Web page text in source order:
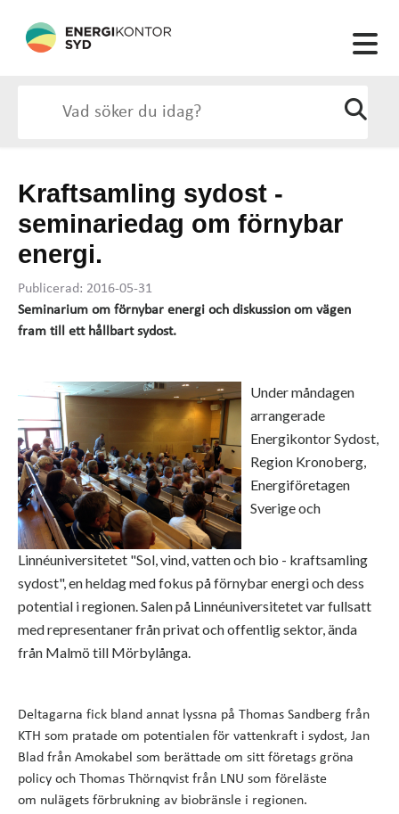
Kraftsamling sydost -
seminariedag om förnybar
energi.
Publicerad: 2016-05-31
Seminarium om förnybar energi och diskussion om vägen
fram till ett hållbart sydost.
Under måndagen
arrangerade
Energikontor Sydost,
Region Kronoberg,
Energiföretagen
Sverige och
Linnéuniversitetet "Sol, vind, vatten och bio - kraftsamling
sydost", en heldag med fokus på förnybar energi och dess
potential i regionen. Salen på Linnéuniversitetet var fullsatt
med representaner från privat och offentlig sektor, ända
från Malmö till Mörbylånga.
Deltagarna fick bland annat lyssna på Thomas Sandberg från
KTH som pratade om potentialen för vattenkraft i sydost, Jan
Blad från Amokabel som berättade om sitt företags gröna
policy och Thomas Thörnqvist från LNU som föreläste
om nulägets förbrukning av biobränsle i regionen.